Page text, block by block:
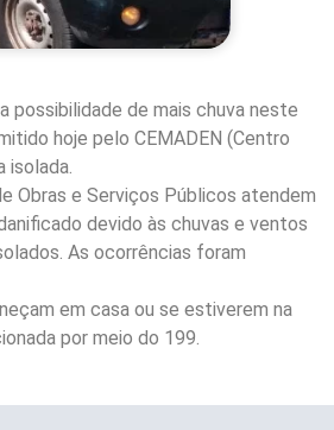
possibilidade de mais chuva neste
hoje pelo CEMADEN (Centro
isolada.
Obras e Serviços Públicos atendem
devido às chuvas e ventos
As ocorrências foram
em casa ou se estiverem na
por meio do 199.